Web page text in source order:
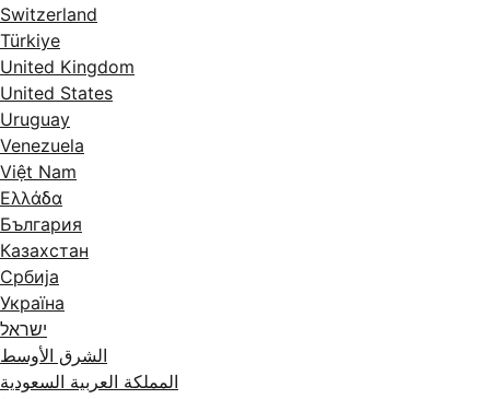
Switzerland
Türkiye
United Kingdom
United States
Uruguay
Venezuela
Việt Nam
Ελλάδα
България
Казахстан
Србија
Україна
ישראל
الشرق الأوسط
المملكة العربية السعودية